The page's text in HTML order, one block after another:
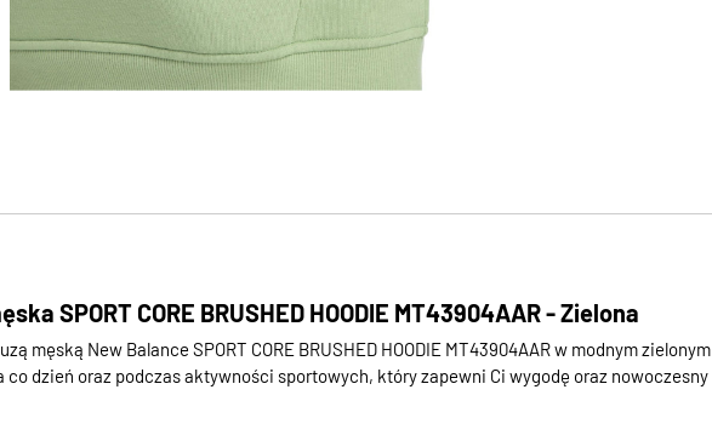
SPORT CORE BRUSHED HOODIE MT43904AAR - Zielona
męską New Balance SPORT CORE BRUSHED HOODIE MT43904AAR w modnym zielonym
co dzień oraz podczas aktywności sportowych, który zapewni Ci wygodę oraz nowoczesny